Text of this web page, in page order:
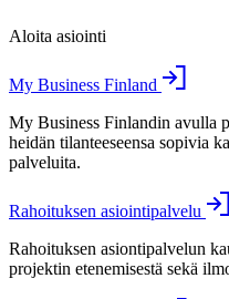
Aloita asiointi
My Business Finland
My Business Finlandin avulla
heidän tilanteeseensa sopivia
palveluita.
Rahoituksen asiointipalvelu
Rahoituksen asiontipalvelun
projektin etenemisestä sekä